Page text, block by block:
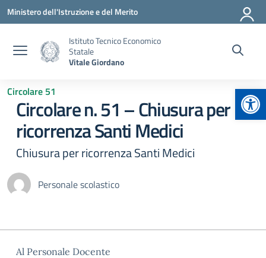
Vai ai contenuti
Vai al menu di navigazione
Vai al footer
Ministero dell'Istruzione e del Merito
Istituto Tecnico Economico
Statale
Vitale Giordano
Circolare 51
Circolare n. 51 – Chiusura per
ricorrenza Santi Medici
Chiusura per ricorrenza Santi Medici
Personale scolastico
Al Personale Docente